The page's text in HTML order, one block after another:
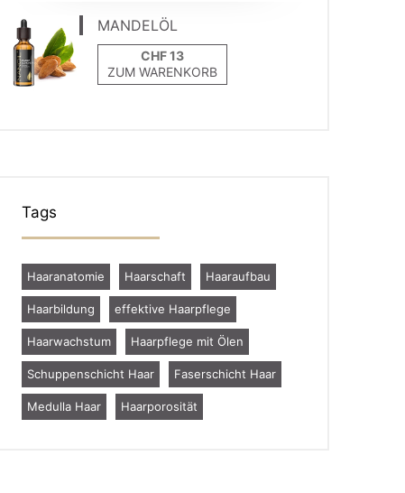
MANDELÖL
ZUM WARENKORB
Tags
Haaranatomie Haarschaft Haaraufbau
Haarbildung effektive Haarpflege
Haarwachstum Haarpflege mit Ölen
Schuppenschicht Haar Faserschicht Haar
Medulla Haar Haarporosität